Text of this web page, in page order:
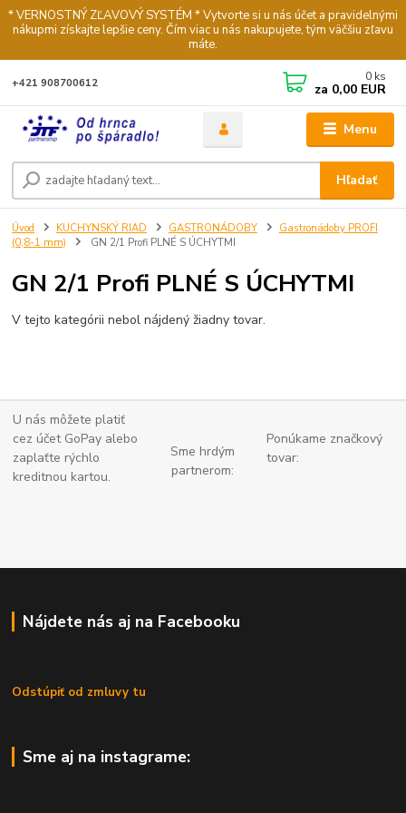
* VERNOSTNÝ ZĽAVOVÝ SYSTÉM * Vytvorte si u nás účet a pravidelnými
nákupmi získajte lepšie ceny. Čím viac u nás nakupujete, tým väčšiu zľavu
máte.
Menu
Hľadať
+421 908700612 0 ks
za 0,00 EUR
Úvod KUCHYNSKÝ RIAD GASTRONÁDOBY
Gastronádoby PROFI
(0,8-1 mm)
GN 2/1 Profi PLNÉ S ÚCHYTMI
GN 2/1 Profi PLNÉ S ÚCHYTMI
V tejto kategórii nebol nájdený žiadny tovar.
U nás môžete platiť
cez účet GoPay alebo
zaplaťte rýchlo
kreditnou kartou.
Sme hrdým
partnerom:
Ponúkame značkový
tovar:
Nájdete nás aj na Facebooku
Odstúpiť od zmluvy tu
Sme aj na instagrame: